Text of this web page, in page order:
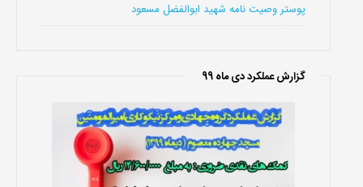
پوستر وصیت نامه شهید ابوالفضل مسعود
گزارش عملکرد دی ماه 99